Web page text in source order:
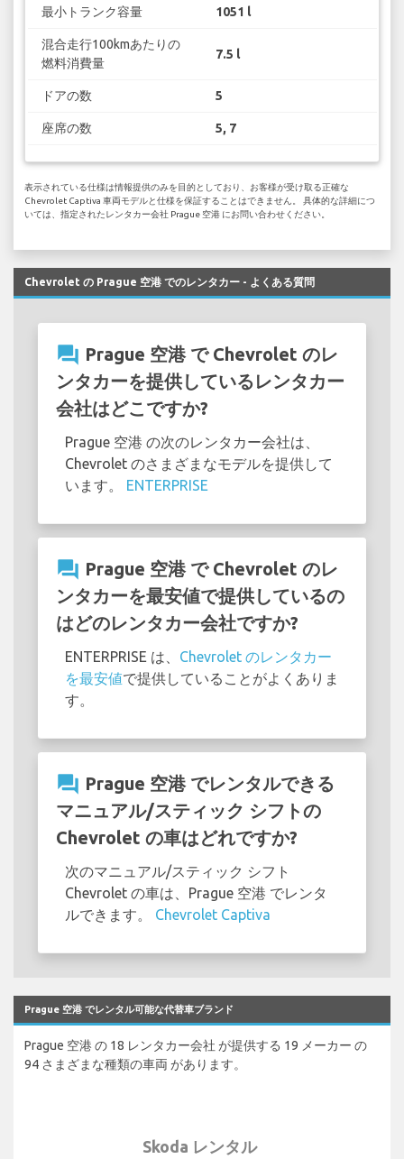
最小トランク容量 1051 l
混合走行100kmあたりの
燃料消費量
7.5 l
ドアの数 5
座席の数 5, 7
表示されている仕様は情報提供のみを目的としており、お客様が受け取る正確な
Chevrolet Captiva 車両モデルと仕様を保証することはできません。 具体的な詳細につ
いては、指定されたレンタカー会社 Prague 空港 にお問い合わせください。
Chevrolet の Prague 空港 でのレンタカー - よくある質問
question_answer Prague 空港 で Chevrolet のレ
ンタカーを提供しているレンタカー
会社はどこですか?
Prague 空港 の次のレンタカー会社は、
Chevrolet のさまざまなモデルを提供して
います。 ENTERPRISE
question_answer Prague 空港 で Chevrolet のレ
ンタカーを最安値で提供しているの
はどのレンタカー会社ですか?
ENTERPRISE は、 Chevrolet のレンタカー
を最安値で提供していることがよくありま
す。
question_answer Prague 空港 でレンタルできる
マニュアル/スティック シフトの
Chevrolet の車はどれですか?
次のマニュアル/スティック シフト
Chevrolet の車は、Prague 空港 でレンタ
ルできます。 Chevrolet Captiva
Prague 空港 でレンタル可能な代替車ブランド
Prague 空港 の 18 レンタカー会社 が提供する 19 メーカー の
94 さまざまな種類の車両 があります。
Skoda レンタル